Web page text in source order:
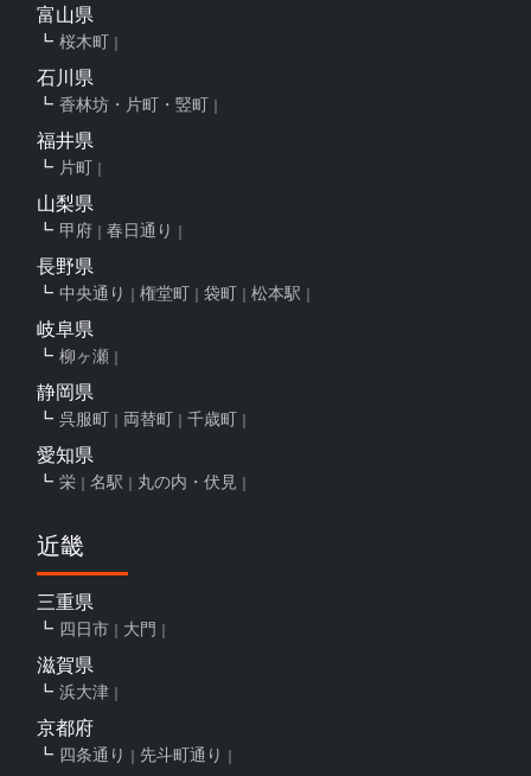
富山県
桜木町
石川県
香林坊・片町・竪町
福井県
片町
山梨県
甲府 春日通り
長野県
中央通り 権堂町 袋町 松本駅
岐阜県
柳ヶ瀬
静岡県
呉服町 両替町 千歳町
愛知県
栄 名駅 丸の内・伏見
近畿
三重県
四日市 大門
滋賀県
浜大津
京都府
四条通り 先斗町通り